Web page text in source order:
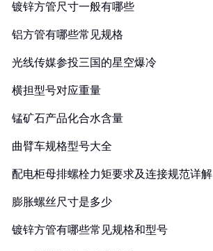
镀锌方管尺寸一般有哪些
铝方管有哪些常见规格
光线传媒参投三国的星空爆冷
横担型号对应重量
锰矿石产品化合水含量
曲臂车规格型号大全
配电柜母排螺栓力矩要求及连接规范详解
膨胀螺丝尺寸是多少
镀锌方管有哪些常见规格和型号